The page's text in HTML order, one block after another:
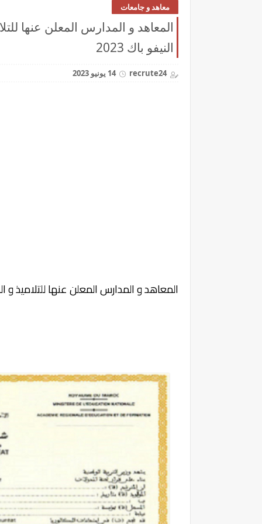
معاهد و جامعات
المعاهد و المدارس المعلن عنها
النيفو باك 2023
recrute24 14 يونيو 2023
المعاهد و المدارس المعلن عنها للتلاميذ و